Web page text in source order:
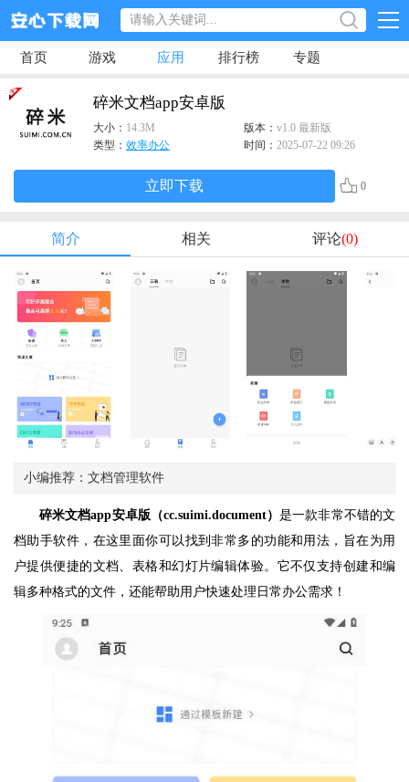
首页 游戏 应用 排行榜 专题
碎米文档app安卓版
大小： 14.3M 版本： v1.0 最新版
类型： 效率办公 时间： 2025-07-22 09:26
立即下载 0
简介 相关 评论(0)
小编推荐：文档管理软件
碎米文档app安卓版（cc.suimi.document）是一款非常不错的文
档助手软件，在这里面你可以找到非常多的功能和用法，旨在为用
户提供便捷的文档、表格和幻灯片编辑体验。它不仅支持创建和编
辑多种格式的文件，还能帮助用户快速处理日常办公需求！